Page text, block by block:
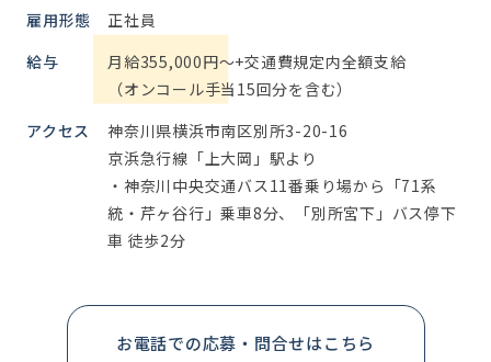
雇用形態
正社員
給与
月給355,000円～+交通費規定内全額支給
（オンコール手当15回分を含む）
アクセス
神奈川県横浜市南区別所3-20-16
京浜急行線「上大岡」駅より
・神奈川中央交通バス11番乗り場から「71系
統・芹ヶ谷行」乗車8分、「別所宮下」バス停下
車 徒歩2分
お電話での応募・問合せはこちら